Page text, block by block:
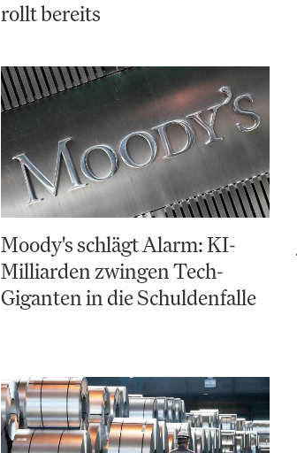
rollt bereits
Moody's schlägt Alarm: KI-
Milliarden zwingen Tech-
Giganten in die Schuldenfalle